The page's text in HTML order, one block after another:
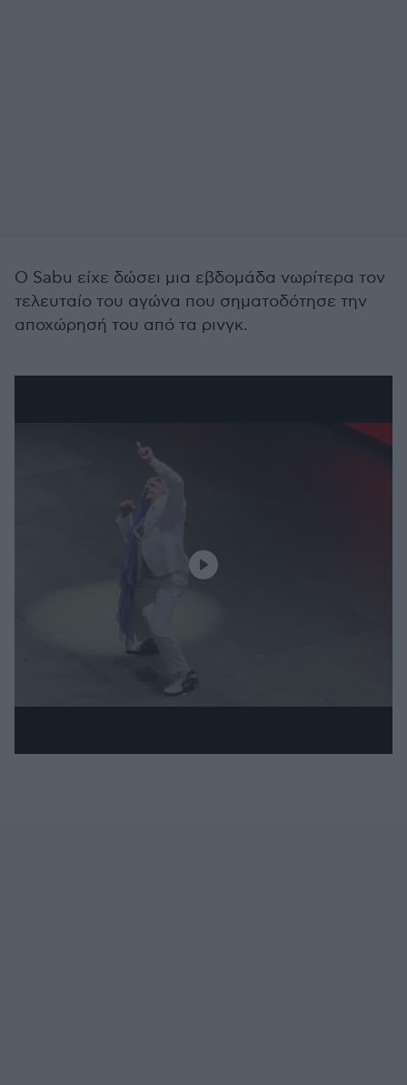
Ο Sabu είχε δώσει μια εβδομάδα νωρίτερα τον
τελευταίο του αγώνα που σηματοδότησε την
αποχώρησή του από τα ρινγκ.